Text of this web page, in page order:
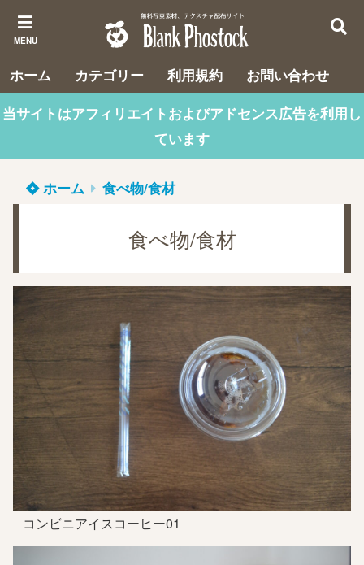
MENU
ホーム カテゴリー 利用規約
お問い合わせ
当サイトはアフィリエイトおよびアドセンス広告を利用し
ています
ホーム 食べ物/食材
食べ物/食材
コンビニアイスコーヒー01